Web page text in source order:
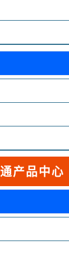
产品中心